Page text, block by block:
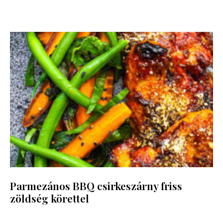
Parmezános BBQ csirkeszárny friss
zöldség körettel